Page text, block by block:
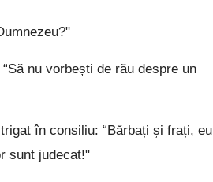
nu vorbești de rău despre un
în consiliu: “Bărbați și frați, eu
sunt judecat!"